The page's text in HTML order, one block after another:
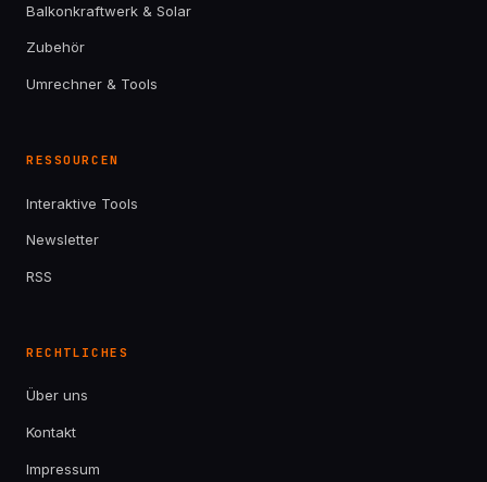
Balkonkraftwerk & Solar
Zubehör
Umrechner & Tools
RESSOURCEN
Interaktive Tools
Newsletter
RSS
RECHTLICHES
Über uns
Kontakt
Impressum